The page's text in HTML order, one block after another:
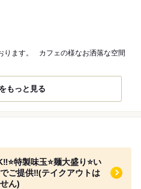
ます。 カフェの様なお洒落な空間
もっと見る
特製味玉⭐️麺大盛り⭐️い
ご提供‼︎(テイクアウトは
ん)